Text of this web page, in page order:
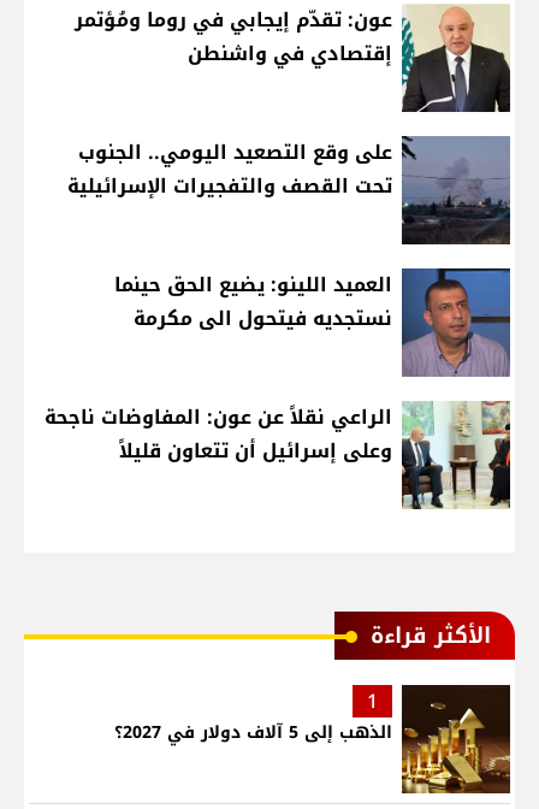
عون: تقدّم إيجابي في روما ومُؤتمر
إقتصادي في واشنطن
على وقع التصعيد اليومي.. الجنوب
تحت القصف والتفجيرات الإسرائيلية
العميد اللينو: يضيع الحق حينما
نستجديه فيتحول الى مكرمة
الراعي نقلاً عن عون: المفاوضات ناجحة
وعلى إسرائيل أن تتعاون قليلاً
الأكثر قراءة
1
الذهب إلى 5 آلاف دولار في 2027؟